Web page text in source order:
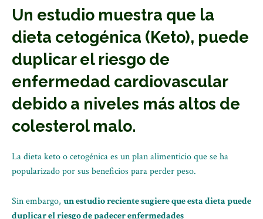
Un estudio muestra que la
dieta cetogénica (Keto), puede
duplicar el riesgo de
enfermedad cardiovascular
debido a niveles más altos de
colesterol malo.
La dieta keto o cetogénica es un plan alimenticio que se ha
popularizado por sus beneficios para perder peso.
Sin embargo, un estudio reciente sugiere que esta dieta puede
duplicar el riesgo de padecer enfermedades